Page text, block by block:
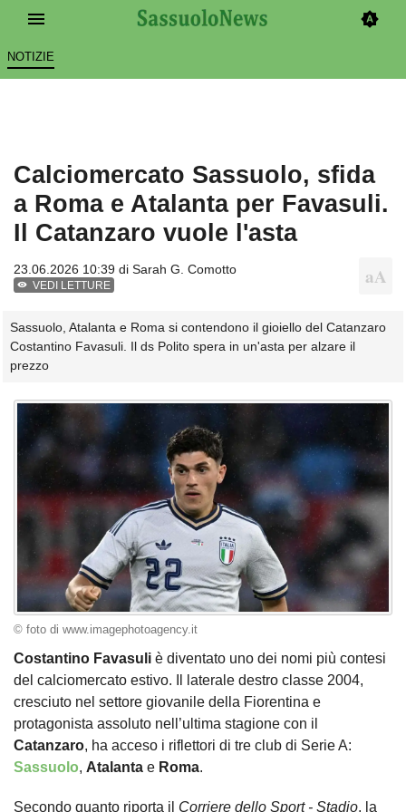
NOTIZIE
Calciomercato Sassuolo, sfida
a Roma e Atalanta per Favasuli.
Il Catanzaro vuole l'asta
23.06.2026 10:39 di Sarah G. Comotto
VEDI LETTURE
Sassuolo, Atalanta e Roma si contendono il gioiello del Catanzaro
Costantino Favasuli. Il ds Polito spera in un'asta per alzare il
prezzo
© foto di www.imagephotoagency.it
Costantino Favasuli è diventato uno dei nomi più contesi
del calciomercato estivo. Il laterale destro classe 2004,
cresciuto nel settore giovanile della Fiorentina e
protagonista assoluto nell’ultima stagione con il
Catanzaro, ha acceso i riflettori di tre club di Serie A:
Sassuolo, Atalanta e Roma.
Secondo quanto riporta il Corriere dello Sport - Stadio, la